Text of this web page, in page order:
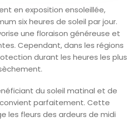
en exposition ensoleillée,
six heures de soleil par jour.
une floraison généreuse et
Cependant, dans les régions
durant les heures les plus
du soleil matinal et de
convient parfaitement. Cette
les fleurs des ardeurs de midi